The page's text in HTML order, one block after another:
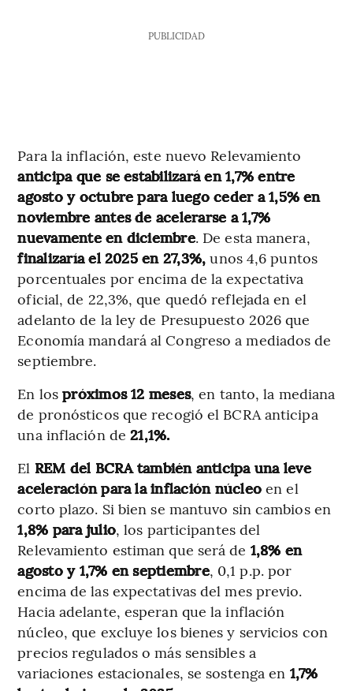
PUBLICIDAD
Para la inflación, este nuevo Relevamiento
anticipa que se estabilizará en 1,7% entre
agosto y octubre para luego ceder a 1,5% en
noviembre antes de acelerarse a 1,7%
nuevamente en diciembre. De esta manera,
finalizaría el 2025 en 27,3%, unos 4,6 puntos
porcentuales por encima de la expectativa
oficial, de 22,3%, que quedó reflejada en el
adelanto de la ley de Presupuesto 2026 que
Economía mandará al Congreso a mediados de
septiembre.
En lospróximos 12 meses, en tanto, la mediana
de pronósticos que recogió el BCRA anticipa
una inflación de 21,1%.
El REM del BCRA también anticipa una leve
aceleración para la inflación núcleo en el
corto plazo. Si bien se mantuvo sin cambios en
1,8% para julio, los participantes del
Relevamiento estiman que será de 1,8% en
agosto y 1,7% en septiembre, 0,1 p.p. por
encima de las expectativas del mes previo.
Hacia adelante, esperan que la inflación
núcleo, que excluye los bienes y servicios con
precios regulados o más sensibles a
variaciones estacionales, se sostenga en 1,7%